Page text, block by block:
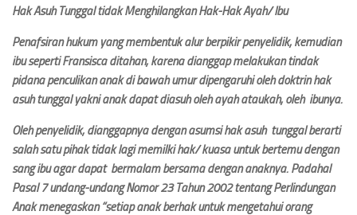
Hak Asuh Tunggal tidak Menghilangkan Hak-Hak Ayah/ Ibu
Penafsiran hukum yang membentuk alur berpikir penyelidik, kemudian
ibu seperti Fransisca ditahan, karena dianggap melakukan tindak
pidana penculikan anak di bawah umur dipengaruhi oleh doktrin hak
asuh tunggal yakni anak dapat diasuh oleh ayah ataukah, oleh ibunya.
Oleh penyelidik, dianggapnya dengan asumsi hak asuh tunggal berarti
salah satu pihak tidak lagi memilki hak/ kuasa untuk bertemu dengan
sang ibu agar dapat bermalam bersama dengan anaknya. Padahal
Pasal 7 undang-undang Nomor 23 Tahun 2002 tentang Perlindungan
Anak menegaskan “setiap anak berhak untuk mengetahui orang